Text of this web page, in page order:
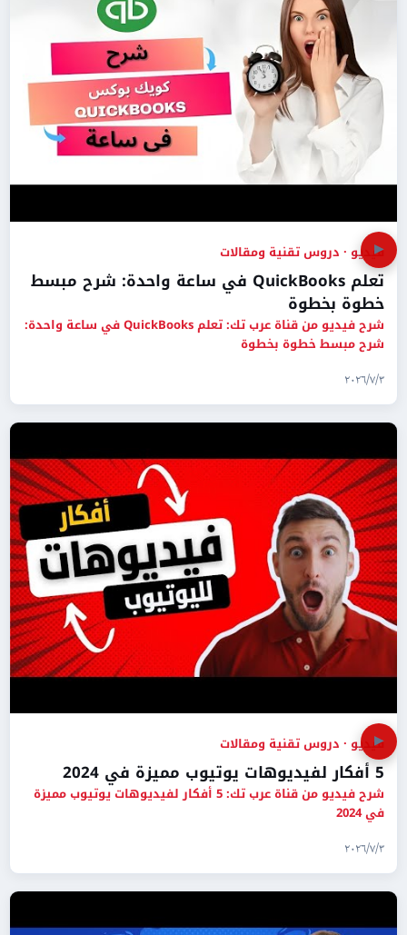
▶
فيديو · دروس تقنية ومقالات
تعلم QuickBooks في ساعة واحدة: شرح مبسط
خطوة بخطوة
شرح فيديو من قناة عرب تك: تعلم QuickBooks في ساعة واحدة:
شرح مبسط خطوة بخطوة
٣‏/٧‏/٢٠٢٦
▶
فيديو · دروس تقنية ومقالات
5 أفكار لفيديوهات يوتيوب مميزة في 2024
شرح فيديو من قناة عرب تك: 5 أفكار لفيديوهات يوتيوب مميزة
في 2024
٣‏/٧‏/٢٠٢٦